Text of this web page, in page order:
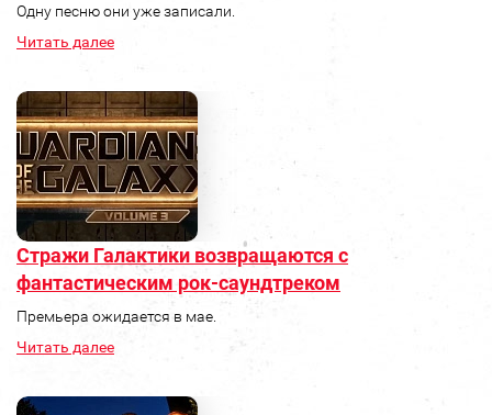
Одну песню они уже записали.
Читать далее
Стражи Галактики возвращаются с
фантастическим рок-саундтреком
Премьера ожидается в мае.
Читать далее